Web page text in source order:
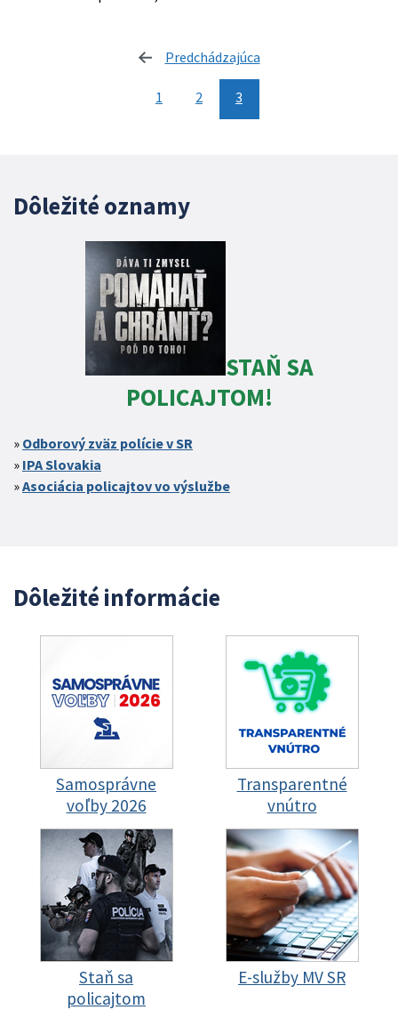
Predchádzajúca
1 2 3
Dôležité oznamy
STAŇ SA
POLICAJTOM!
Odborový zväz polície v SR
IPA Slovakia
Asociácia policajtov vo výslužbe
Dôležité informácie
Samosprávne
voľby 2026
Transparentné
vnútro
Staň sa
policajtom
E-služby MV SR